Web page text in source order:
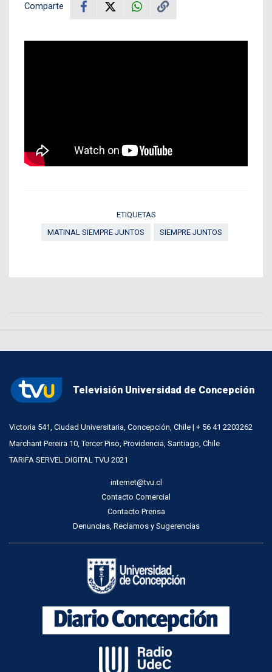
Comparte
ETIQUETAS
MATINAL SIEMPRE JUNTOS
SIEMPRE JUNTOS
Televisión Universidad de Concepción
Victoria 541, Ciudad Universitaria, Concepción, Chile | + 56 41 2203262
Marchant Pereira 10, Tercer Piso, Providencia, Santiago, Chile
TARIFA SERVEL DIGITAL TVU 2021
internet@tvu.cl
Contacto Comercial
Contacto Prensa
Denuncias, Reclamos y Sugerencias